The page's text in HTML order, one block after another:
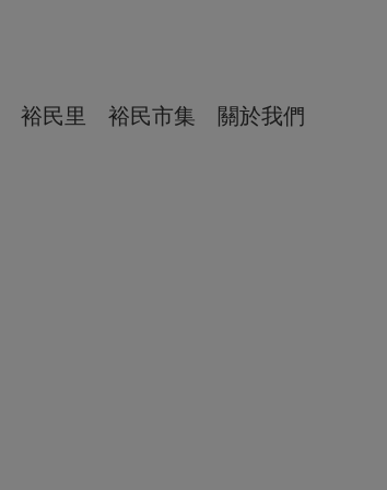
裕民里 裕民市集 關於我們